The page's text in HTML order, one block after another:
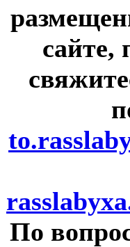
сайте,
По